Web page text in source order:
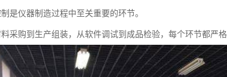
是仪器制造过程中至关重要的环节。
采购到生产组装，从软件调试到成品检验，每个环节都严格